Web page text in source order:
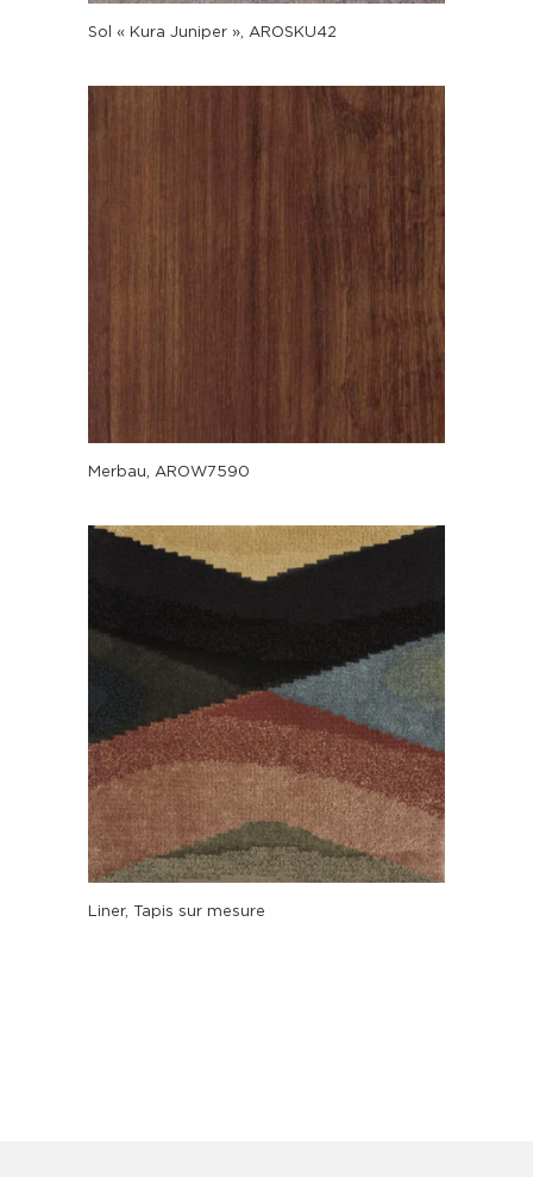
Sol « Kura Juniper », AROSKU42
Merbau, AROW7590
Liner, Tapis sur mesure